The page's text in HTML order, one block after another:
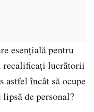
esențială pentru
recalificați lucrătorii
astfel încât să ocupe
de personal?